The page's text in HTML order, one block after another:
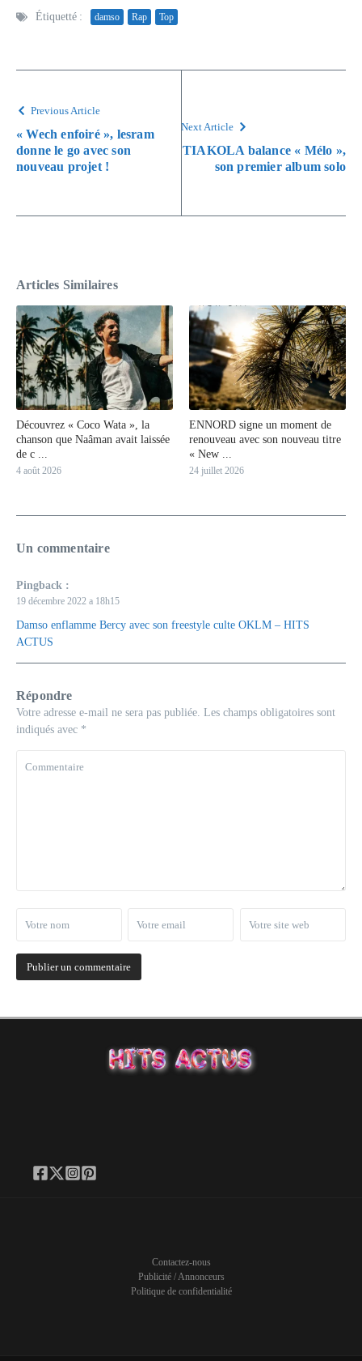
Étiquetté : damso Rap Top
Previous Article
« Wech enfoiré », lesram
donne le go avec son
nouveau projet !
Next Article
TIAKOLA balance « Mélo »,
son premier album solo
Articles Similaires
Découvrez « Coco Wata », la
chanson que Naâman avait laissée
de c ...
4 août 2026
ENNORD signe un moment de
renouveau avec son nouveau titre
« New ...
24 juillet 2026
Un commentaire
Pingback :
19 décembre 2022 a 18h15
Damso enflamme Bercy avec son freestyle culte OKLM – HITS
ACTUS
Répondre
Votre adresse e-mail ne sera pas publiée. Les champs obligatoires sont
indiqués avec *
Contactez-nous
Publicité / Annonceurs
Politique de confidentialité